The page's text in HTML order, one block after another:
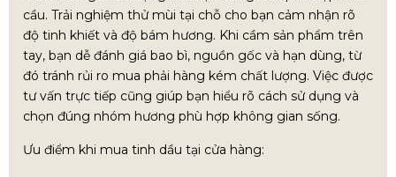
cầu. Trải nghiệm thử mùi tại chỗ cho bạn cảm nhận rõ
độ tinh khiết và độ bám hương. Khi cầm sản phẩm trên
tay, bạn dễ đánh giá bao bì, nguồn gốc và hạn dùng, từ
đó tránh rủi ro mua phải hàng kém chất lượng. Việc được
tư vấn trực tiếp cũng giúp bạn hiểu rõ cách sử dụng và
chọn đúng nhóm hương phù hợp không gian sống.
Ưu điểm khi mua tinh dầu tại cửa hàng: